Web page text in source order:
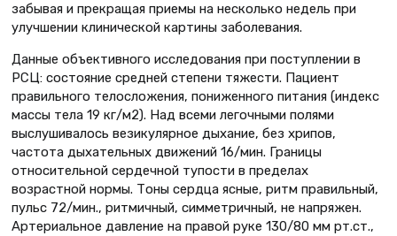
забывая и прекращая приемы на несколько недель при
улучшении клинической картины заболевания.
Данные объективного исследования при поступлении в
РСЦ: состояние средней степени тяжести. Пациент
правильного телосложения, пониженного питания (индекс
массы тела 19 кг/м2). Над всеми легочными полями
выслушивалось везикулярное дыхание, без хрипов,
частота дыхательных движений 16/мин. Границы
относительной сердечной тупости в пределах
возрастной нормы. Тоны сердца ясные, ритм правильный,
пульс 72/мин., ритмичный, симметричный, не напряжен.
Артериальное давление на правой руке 130/80 мм рт.ст.,